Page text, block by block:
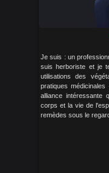
Je suis : un
suis herboriste et je
utilisations des
pratiques
alliance intéressante
corps et la vie de
remèdes sous le